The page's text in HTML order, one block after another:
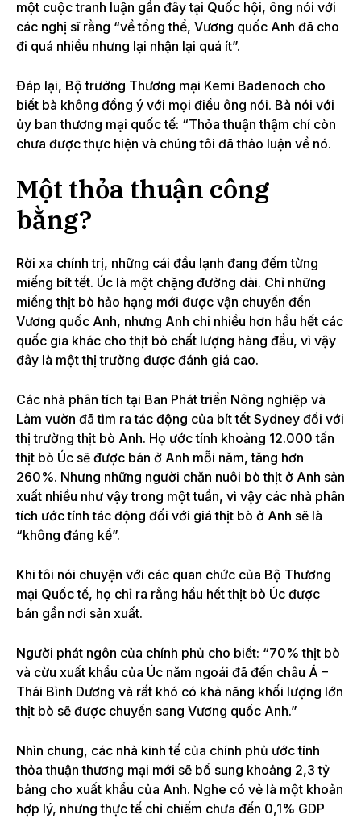
một cuộc tranh luận gần đây tại Quốc hội, ông nói với
các nghị sĩ rằng “về tổng thể, Vương quốc Anh đã cho
đi quá nhiều nhưng lại nhận lại quá ít”.
Đáp lại, Bộ trưởng Thương mại Kemi Badenoch cho
biết bà không đồng ý với mọi điều ông nói. Bà nói với
ủy ban thương mại quốc tế: “Thỏa thuận thậm chí còn
chưa được thực hiện và chúng tôi đã thảo luận về nó.
Một thỏa thuận công
bằng?
Rời xa chính trị, những cái đầu lạnh đang đếm từng
miếng bít tết. Úc là một chặng đường dài. Chỉ những
miếng thịt bò hảo hạng mới được vận chuyển đến
Vương quốc Anh, nhưng Anh chi nhiều hơn hầu hết các
quốc gia khác cho thịt bò chất lượng hàng đầu, vì vậy
đây là một thị trường được đánh giá cao.
Các nhà phân tích tại Ban Phát triển Nông nghiệp và
Làm vườn đã tìm ra tác động của bít tết Sydney đối với
thị trường thịt bò Anh. Họ ước tính khoảng 12.000 tấn
thịt bò Úc sẽ được bán ở Anh mỗi năm, tăng hơn
260%. Nhưng những người chăn nuôi bò thịt ở Anh sản
xuất nhiều như vậy trong một tuần, vì vậy các nhà phân
tích ước tính tác động đối với giá thịt bò ở Anh sẽ là
“không đáng kể”.
Khi tôi nói chuyện với các quan chức của Bộ Thương
mại Quốc tế, họ chỉ ra rằng hầu hết thịt bò Úc được
bán gần nơi sản xuất.
Người phát ngôn của chính phủ cho biết: “70% thịt bò
và cừu xuất khẩu của Úc năm ngoái đã đến châu Á –
Thái Bình Dương và rất khó có khả năng khối lượng lớn
thịt bò sẽ được chuyển sang Vương quốc Anh.”
Nhìn chung, các nhà kinh tế của chính phủ ước tính
thỏa thuận thương mại mới sẽ bổ sung khoảng 2,3 tỷ
bảng cho xuất khẩu của Anh. Nghe có vẻ là một khoản
hợp lý, nhưng thực tế chỉ chiếm chưa đến 0,1% GDP